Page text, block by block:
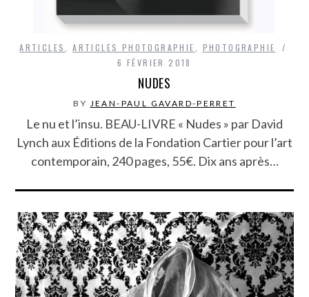
ARTICLES,ARTICLES PHOTOGRAPHIE, PHOTOGRAPHIE
6 FÉVRIER 2018
NUDES
BY JEAN-PAUL GAVARD-PERRET
Le nu et l’insu. BEAU-LIVRE « Nudes » par David
Lynch aux Éditions de la Fondation Cartier pour l’art
contemporain, 240 pages, 55€. Dix ans après…